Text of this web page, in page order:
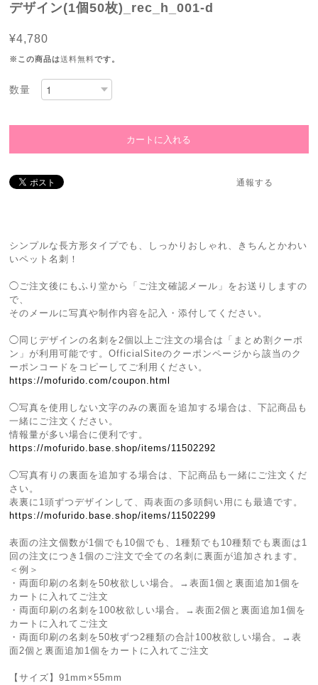
デザイン(1個50枚)_rec_h_001-d
¥4,780
※この商品は送料無料です。
数量
通報する
シンプルな長方形タイプでも、しっかりおしゃれ、きちんとかわい
いペット名刺！
◯ご注文後にもふり堂から「ご注文確認メール」をお送りしますの
で、
そのメールに写真や制作内容を記入・添付してください。
◯同じデザインの名刺を2個以上ご注文の場合は「まとめ割クーポ
ン」が利用可能です。OfficialSiteのクーポンページから該当のク
ーポンコードをコピーしてご利用ください。
https://mofurido.com/coupon.html
◯写真を使用しない文字のみの裏面を追加する場合は、下記商品も
一緒にご注文ください。
情報量が多い場合に便利です。
https://mofurido.base.shop/items/11502292
◯写真有りの裏面を追加する場合は、下記商品も一緒にご注文くだ
さい。
表裏に1頭ずつデザインして、両表面の多頭飼い用にも最適です。
https://mofurido.base.shop/items/11502299
表面の注文個数が1個でも10個でも、1種類でも10種類でも裏面は1
回の注文につき1個のご注文で全ての名刺に裏面が追加されます。
＜例＞
・両面印刷の名刺を50枚欲しい場合。→表面1個と裏面追加1個を
カートに入れてご注文
・両面印刷の名刺を100枚欲しい場合。→表面2個と裏面追加1個を
カートに入れてご注文
・両面印刷の名刺を50枚ずつ2種類の合計100枚欲しい場合。→表
面2個と裏面追加1個をカートに入れてご注文
【サイズ】91mm×55mm